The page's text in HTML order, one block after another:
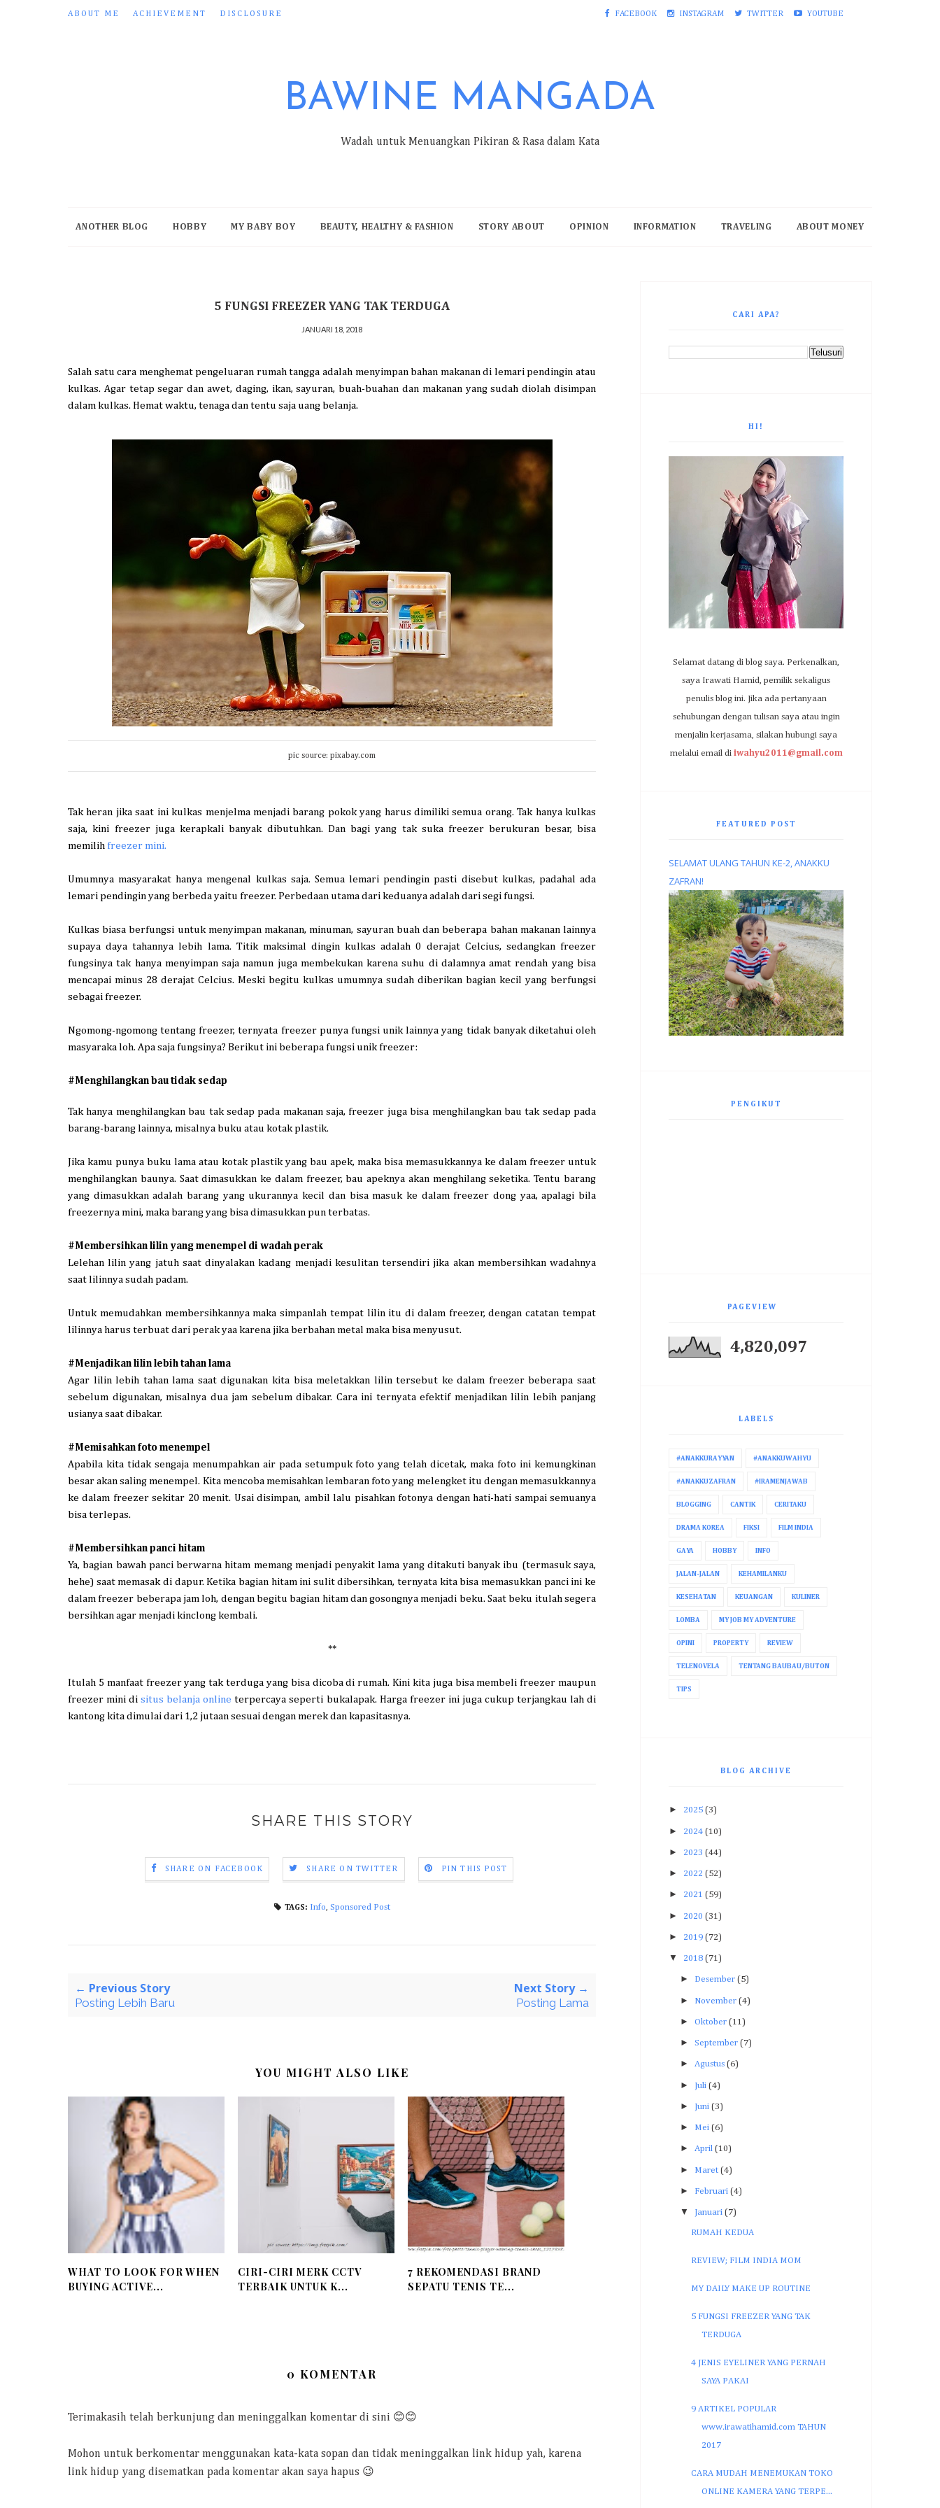
ABOUT ME ACHIEVEMENT DISCLOSURE FACEBOOK INSTAGRAM TWITTER YOUTUBE
BAWINE MANGADA
Wadah untuk Menuangkan Pikiran & Rasa dalam Kata
ANOTHER BLOG HOBBY MY BABY BOY BEAUTY, HEALTHY & FASHION STORY ABOUT OPINION INFORMATION TRAVELING ABOUT MONEY
5 FUNGSI FREEZER YANG TAK TERDUGA
JANUARI 18, 2018
Salah satu cara menghemat pengeluaran rumah tangga adalah menyimpanbahan makanandi lemari pendingin atau
kulkas. Agar tetap segar dan awet, daging, ikan,sayuran, buah-buahandan makanan yang sudah diolahdisimpan
dalam kulkas. Hemat waktu, tenaga dan tentu saja uang belanja.
pic source: pixabay.com
Tak heran jikasaat ini kulkas menjelmamenjadi barang pokok yang harus dimilikisemua orang.Tak hanya kulkas
saja, kini freezer juga kerapkali banyak dibutuhkan. Dan bagi yang tak suka freezer berukuran besar, bisa
memilih freezer mini.
Umumnya masyarakat hanya mengenal kulkas saja. Semua lemari pendingin pasti disebut kulkas, padahal ada
lemari pendingin yang berbeda yaitu freezer. Perbedaan utama dari keduanya adalah dari segi fungsi.
Kulkas biasa berfungsi untuk menyimpan makanan, minuman, sayuran buah dan beberapa bahan makanan lainnya
supaya daya tahannya lebih lama. Titik maksimal dingin kulkas adalah 0 derajat Celcius, sedangkan freezer
fungsinya tak hanya menyimpan saja namun juga membekukan karena suhu di dalamnya amat rendah yang bisa
mencapai minus 28 derajat Celcius. Meski begitu kulkas umumnya sudah diberikan bagian kecil yang berfungsi
sebagai freezer.
Ngomong-ngomong tentang freezer, ternyata freezer punya fungsi unik lainnya yang tidak banyak diketahui oleh
masyaraka loh. Apa saja fungsinya? Berikut ini beberapa fungsi unik freezer:
#Menghilangkan bau tidak sedap
Tak hanya menghilangkan bau tak sedap pada makanan saja, freezer juga bisa menghilangkan bau tak sedap pada
barang-barang lainnya, misalnya buku atau kotak plastik.
Jika kamu punya buku lama atau kotak plastik yang bau apek, maka bisa memasukkannya ke dalam freezer untuk
menghilangkan baunya. Saat dimasukkan ke dalam freezer, bau apeknya akan menghilang seketika. Tentu barang
yang dimasukkan adalah barang yang ukurannya kecil dan bisa masuk ke dalam freezer dong yaa, apalagi bila
freezernya mini, maka barang yang bisa dimasukkan pun terbatas.
#Membersihkan lilin yang menempel di wadah perak
Lelehan lilin yang jatuh saat dinyalakan kadang menjadi kesulitan tersendiri jika akan membersihkan wadahnya
saat lilinnya sudah padam.
Untuk memudahkan membersihkannya maka simpanlah tempat lilin itu di dalam freezer, dengan catatan tempat
lilinnya harus terbuat dari perak yaa karena jika berbahan metal maka bisa menyusut.
#Menjadikan lilin lebih tahan lama
Agar lilin lebih tahan lama saat digunakan kita bisa meletakkan lilin tersebut ke dalam freezer beberapa saat
sebelum digunakan, misalnya dua jam sebelum dibakar. Cara ini ternyata efektif menjadikan lilin lebih panjang
usianya saat dibakar.
#Memisahkan foto menempel
Apabila kita tidak sengaja menumpahkan air pada setumpuk foto yang telah dicetak, maka foto ini kemungkinan
besar akan saling menempel. Kita mencoba memisahkan lembaran foto yang melengket itu dengan memasukkannya
ke dalam freezer sekitar 20 menit. Usai disimpan, ambil lalu pisahkan fotonya dengan hati-hati sampai semuanya
bisa terlepas.
#Membersihkan panci hitam
Ya, bagian bawah panci berwarna hitam memang menjadi penyakit lama yang ditakuti banyak ibu (termasuk saya,
hehe) saat memasak di dapur. Ketika bagian hitam ini sulit dibersihkan, ternyata kita bisa memasukkan panci ini ke
dalam freezer beberapa jam loh, dengan begitu bagian hitam dan gosongnya menjadi beku. Saat beku itulah segera
bersihkan agar menjadi kinclong kembali.
**
Itulah 5 manfaat freezer yang tak terduga yang bisa dicoba di rumah. Kini kita juga bisa membeli freezer maupun
freezer mini disitus belanja online terpercaya seperti bukalapak. Harga freezer ini juga cukup terjangkau lah di
kantong kita dimulai dari 1,2 jutaan sesuai dengan merek dan kapasitasnya.
SHARE THIS STORY
SHARE ON FACEBOOK SHARE ON TWITTER PIN THIS POST
TAGS: Info, Sponsored Post
← Previous Story
Posting Lebih Baru
Next Story →
Posting Lama
YOU MIGHT ALSO LIKE
WHAT TO LOOK FOR WHEN
BUYING ACTIVE...
CIRI-CIRI MERK CCTV
TERBAIK UNTUK K...
7 REKOMENDASI BRAND
SEPATU TENIS TE...
0 KOMENTAR
Terimakasih telah berkunjung dan meninggalkan komentar di sini 😊😊
Mohon untuk berkomentar menggunakan kata-kata sopan dan tidak meninggalkan link hidup yah, karena
link hidup yang disematkan pada komentar akan saya hapus 😉
CARI APA?
HI!
Selamat datang di blog saya. Perkenalkan,
saya Irawati Hamid, pemilik sekaligus
penulis blog ini. Jika ada pertanyaan
sehubungan dengan tulisan saya atau ingin
menjalin kerjasama, silakan hubungi saya
melalui email di iwahyu2011@gmail.com
FEATURED POST
SELAMAT ULANG TAHUN KE-2, ANAKKU
ZAFRAN!
PENGIKUT
PAGEVIEW
4,820,097
LABELS
#ANAKKURAYYAN #ANAKKUWAHYU
#ANAKKUZAFRAN #IRAMENJAWAB
BLOGGING CANTIK CERITAKU
DRAMA KOREA FIKSI FILM INDIA
GAYA HOBBY INFO
JALAN-JALAN KEHAMILANKU
KESEHATAN KEUANGAN KULINER
LOMBA MY JOB MY ADVENTURE
OPINI PROPERTY REVIEW
TELENOVELA TENTANG BAUBAU/BUTON
TIPS
BLOG ARCHIVE
► 2025 (3)
► 2024 (10)
► 2023 (44)
► 2022 (52)
► 2021 (59)
► 2020 (31)
► 2019 (72)
▼ 2018 (71)
► Desember (5)
► November (4)
► Oktober (11)
► September (7)
► Agustus (6)
► Juli (4)
► Juni (3)
► Mei (6)
► April (10)
► Maret (4)
► Februari (4)
▼ Januari (7)
RUMAH KEDUA
REVIEW; FILM INDIA MOM
MY DAILY MAKE UP ROUTINE
5 FUNGSI FREEZER YANG TAK
TERDUGA
4 JENIS EYELINER YANG PERNAH
SAYA PAKAI
9 ARTIKEL POPULAR
www.irawatihamid.com TAHUN
2017
CARA MUDAH MENEMUKAN TOKO
ONLINE KAMERA YANG TERPE...